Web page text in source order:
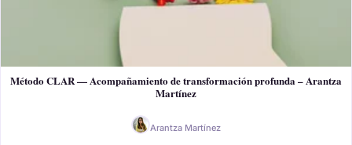
Método CLAR — Acompañamiento de transformación profunda – Arantza
Martínez
Arantza Martínez